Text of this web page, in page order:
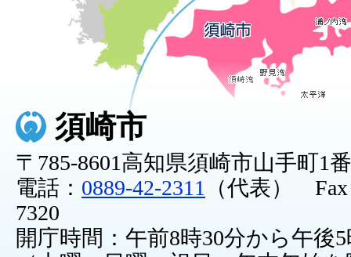
須崎市
〒785-8601高知県須崎市山手町1
電話： 0889-42-2311
（代表） Fax
7320
開庁時間：午前8時30分から午後